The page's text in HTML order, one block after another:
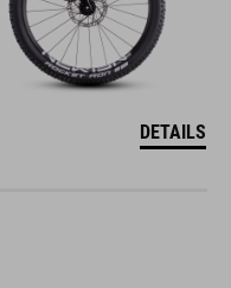
DETAILS